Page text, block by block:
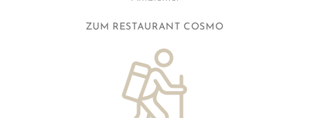
ZUM RESTAURANT COSMO